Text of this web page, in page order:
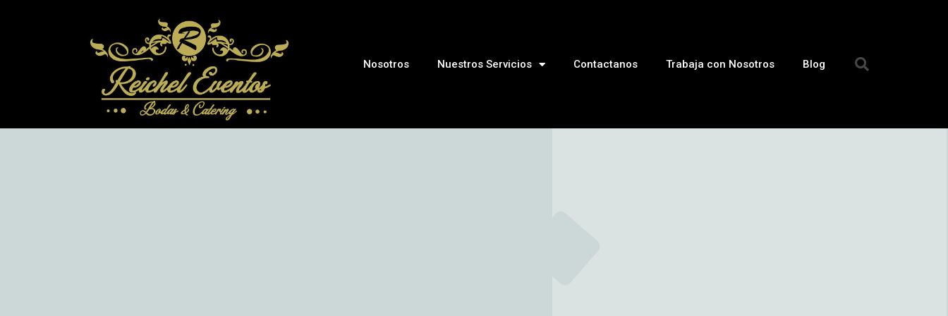
Nosotros Nuestros Servicios Contactanos Trabaja con Nosotros Blog